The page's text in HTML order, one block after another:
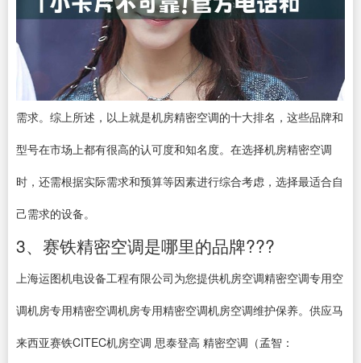
需求。综上所述，以上就是机房精密空调的十大排名，这些品牌和
型号在市场上都有很高的认可度和知名度。在选择机房精密空调
时，还需根据实际需求和预算等因素进行综合考虑，选择最适合自
己需求的设备。
3、赛铁精密空调是哪里的品牌???
上海运图机电设备工程有限公司为您提供机房空调精密空调专用空
调机房专用精密空调机房专用精密空调机房空调维护保养。供应马
来西亚赛铁CITEC机房空调 思泰登高 精密空调（孟智：